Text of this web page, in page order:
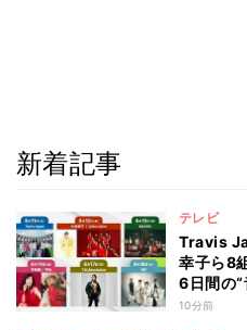
新着記事
テレビ
Travis
幸子ら8
6日間の
10分前